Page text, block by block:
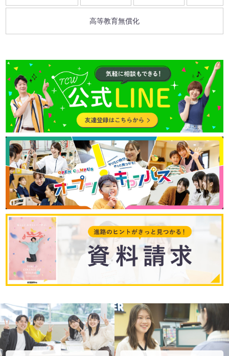
高等教育無償化